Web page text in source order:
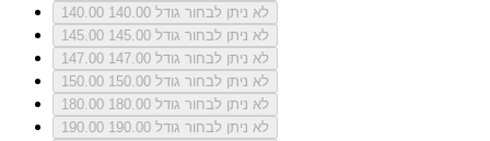
140.00
לא ניתן לבחור גודל 140.00
145.00
לא ניתן לבחור גודל 145.00
147.00
לא ניתן לבחור גודל 147.00
150.00
לא ניתן לבחור גודל 150.00
180.00
לא ניתן לבחור גודל 180.00
190.00
לא ניתן לבחור גודל 190.00